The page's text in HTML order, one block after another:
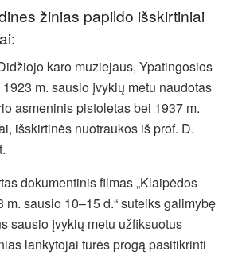
žinias papildo išskirtiniai
karo muziejaus, Ypatingosios
m. sausio įvykių metu naudotas
asmeninis pistoletas bei 1937 m.
išskirtinės nuotraukos iš prof. D.
dokumentinis filmas „Klaipėdos
m. sausio 10–15 d.“ suteiks galimybę
sausio įvykių metu užfiksuotus
lankytojai turės progą pasitikrinti